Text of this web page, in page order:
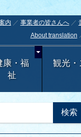
内 事業者の皆さんへ
About translation
康・福
祉
観光・